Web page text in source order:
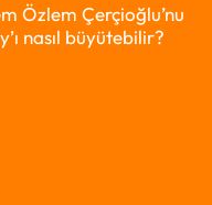
Özlem Çerçioğlu’nu
nasıl büyütebilir?